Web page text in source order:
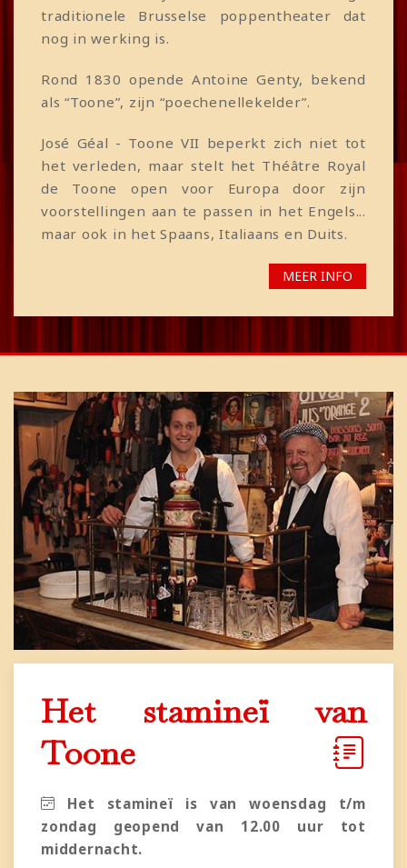
traditionele Brusselse poppentheater dat
nog in werking is.
Rond 1830 opende Antoine Genty, bekend
als “Toone”, zijn “poechenellekelder”.
José Géal - Toone VII beperkt zich niet tot
het verleden, maar stelt het Théâtre Royal
de Toone open voor Europa door zijn
voorstellingen aan te passen in het Engels...
maar ook in het Spaans, Italiaans en Duits.
MEER INFO
Het stamineï van
Toone
Het stamineï is van woensdag t/m
zondag geopend van 12.00 uur tot
middernacht.